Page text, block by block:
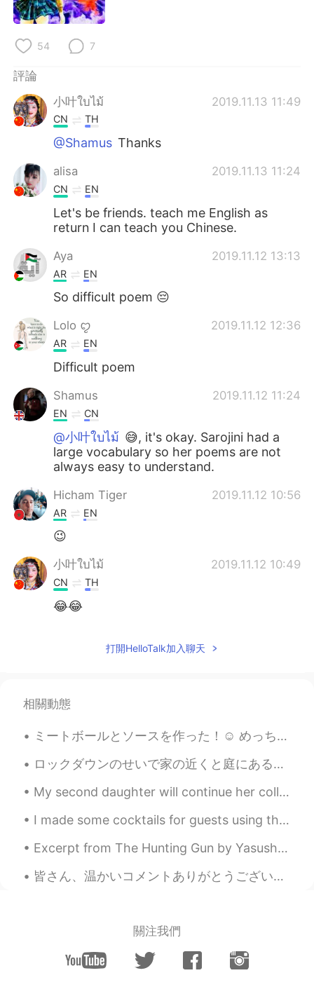
54 7
評論
小叶ใบไม้
2019.11.13 11:49
CN TH
@Shamus Thanks
alisa 2019.11.13 11:24
CN EN
Let's be friends. teach me English as
return I can teach you Chinese.
Aya 2019.11.12 13:13
AR EN
So difficult poem 😔
Lolo ꨄ 2019.11.12 12:36
AR EN
Difficult poem
Shamus 2019.11.12 11:24
EN CN
@小叶ใบไม้ 😅, it's okay. Sarojini had a
large vocabulary so her poems are not
always easy to understand.
Hicham Tiger 2019.11.12 10:56
AR EN
😉
小叶ใบไม้ 2019.11.12 10:49
CN TH
😂😂
打開HelloTalk加入聊天
相關動態
ミートボールとソースを作った！☺️ めっちゃ美味しい！本当に俺が作ったの？レストランの味がする！🥰 日本は昼ごはんの時だね？😅 いつか、電話したいな！ビデオチャットもしてみたいけど。🤔 皆...
ロックダウンのせいで家の近くと庭にあるお花しか見られません。だから来年の春のお花はきっと綺麗だと思います。 ロックダウンで生活のリズムが逆さまになってしまいましたが、何よりも人を助けることにな...
My second daughter will continue her college education online for the remaining spring semester f...
I made some cocktails for guests using the host’s supplies, snag karaoke, and enjoyed talking and...
Excerpt from The Hunting Gun by Yasushi Inoue. And when you die... not one person on this plane...
皆さん、温かいコメントありがとうございます。いろいろ嫌な事があっても、元気に出さないといけないですね。💕昨日から1ヵ月家で仕事をすることに決めました。自分の時間をきちんと管理したいです。ビジネス...
關注我們